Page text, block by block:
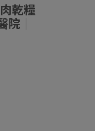
乾糧
｜